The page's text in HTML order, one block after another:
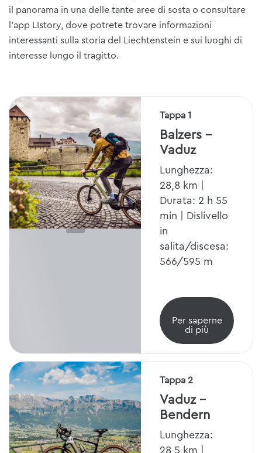
il panorama in una delle tante aree di sosta o consultare
l'app LIstory, dove potrete trovare informazioni
interessanti sulla storia del Liechtenstein e sui luoghi di
interesse lungo il tragitto.
Tappa 1
Balzers -
Vaduz
Lunghezza:
28,8 km |
Durata: 2 h 55
min | Dislivello
in
salita/discesa:
566/595 m
Per saperne
di più
Tappa 2
Vaduz -
Bendern
Lunghezza:
28,5 km |